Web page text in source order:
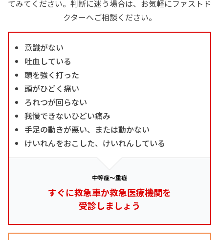
てみてください。判断に迷う場合は、お気軽にファストド
クターへご相談ください。
意識がない
吐血している
頭を強く打った
頭がひどく痛い
ろれつが回らない
我慢できないひどい痛み
手足の動きが悪い、または動かない
けいれんをおこした、けいれんしている
中等症～重症
すぐに救急車か救急医療機関を
受診しましょう